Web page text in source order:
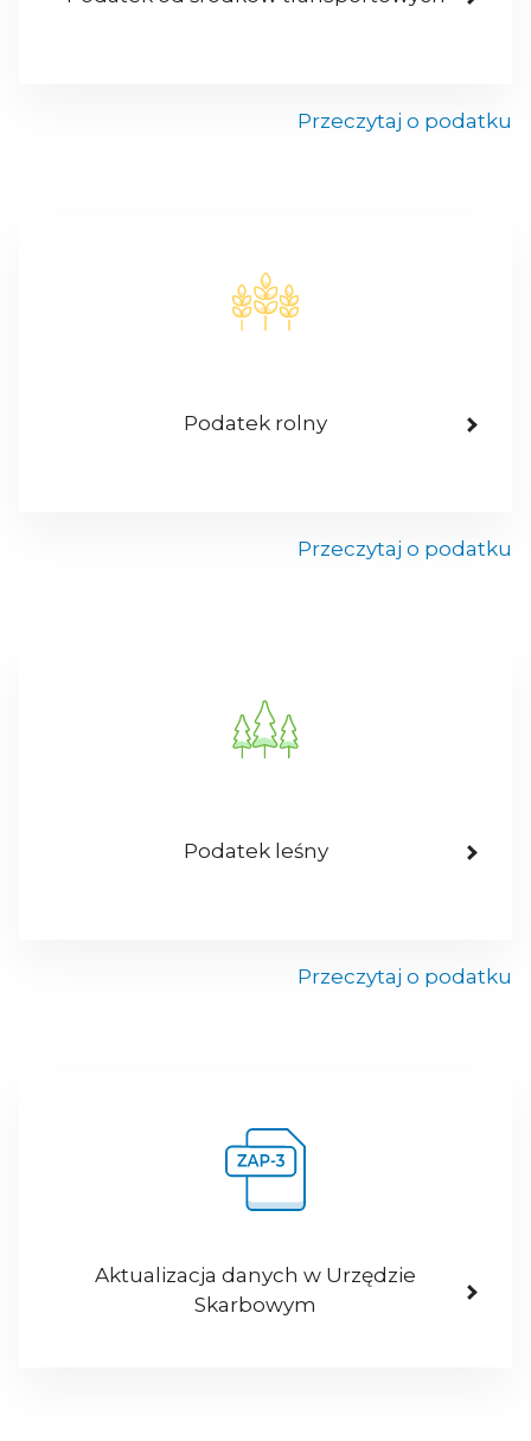
Przeczytaj o podatku
Podatek rolny
Przeczytaj o podatku
Podatek leśny
Przeczytaj o podatku
Aktualizacja danych w Urzędzie
Skarbowym